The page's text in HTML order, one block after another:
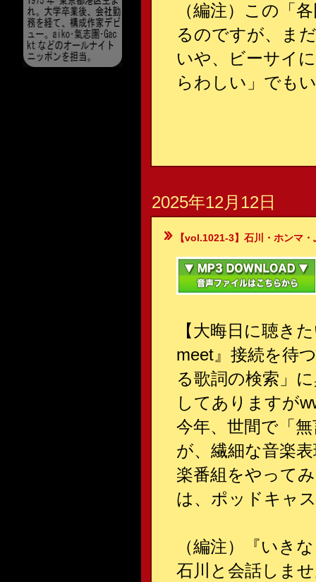
（編注）この「
るのですが、ま
いや、ビーサイ
らわしい」でも
2025年12月12日
【vol.1021-3】石川・ホンマ・
【大晦日に聴き
meet』接続を待
る歌詞の検索」
してありますが
今年、世間で「
が、繊細な音楽
楽番組をやって
は、ポッドキャ
（編注）『いき
石川と会話しま